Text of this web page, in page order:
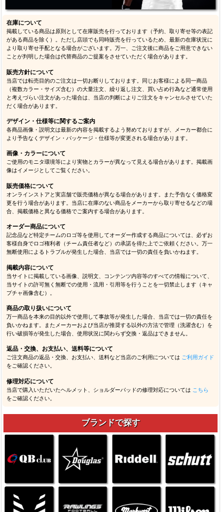
在庫について
掲載している商品は原則として在庫販売を行っております（予約、取り寄せ等の表記
がある商品を除く）。ただし店頭でも同時販売を行っているため、最新の在庫状況に
より取り寄せ手配となる場合がございます。万一、ご注文後に商品をご用意できない
ことが判明した場合は代替商品のご提案をさせていただく場合があります。
販売方針について
当店では転売目的のご注文は一切お断りしております。同じお客様による同一商品
（複数カラー・サイズ含む）の大量注文、繰り返し注文、買い占め行為など通常使用
と考えづらい注文があった場合は、当店の判断によりご注文をキャンセルさせていた
だく場合があります。
デザイン・仕様等に関するご案内
各商品画像・説明文は最新の内容を掲載するよう努めておりますが、メーカー都合に
より予告なくデザイン・パッケージ・仕様等が変更される場合があります。
画像・カラーについて
ご使用のモニタ環境等により実物とカラーが異なって見える場合があります。掲載画
像はイメージとしてご覧ください。
販売価格について
オンラインストアと実店舗で販売価格が異なる場合があります。また予告なく価格変
更を行う場合があります。当店に在庫のない商品をメーカーから取り寄せるなどの場
合、掲載価格と異なる価格でご案内する場合があります。
オーダー商品について
記念品など特定チームのロゴ等を使用してオーダー作成する商品については、必ずお
客様自身でロゴ権利者（チーム責任者など）の承諾を得た上でご依頼ください。万一
無断使用によるトラブルが発生した場合、当店では一切の責任を負いかねます。
掲載内容について
当サイトに掲載している画像、説明文、コンテンツ内容等のすべての情報について、
当サイトの許可無く無断での使用・流用・引用等を行うことを一切禁止します（キャ
プチャ画像含む）。
商品の取り扱いについて
万一商品を本来の目的以外で使用して事故等が発生した場合、当店では一切の責任を
負いかねます。またメーカーおよび当店が推奨する以外の方法で管理（洗濯含む）を
行い破損等が発生した場合、使用状況に関わらず交換・返品はできません。
返品・交換、お支払い、送料等について
ご注文商品の返品・交換、お支払い、送料など当店のご利用については ご利用ガイド
をご確認ください。
修理対応について
当店で購入いただいたヘルメット、ショルダーパッドの修理対応については こちら
をご確認ください。
ブランドで探す